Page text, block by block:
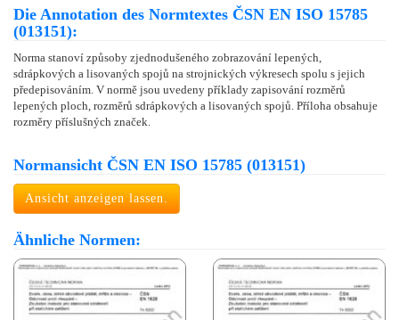
Die Annotation des Normtextes ČSN EN ISO 15785
(013151):
Norma stanoví způsoby zjednodušeného zobrazování lepených,
sdrápkových a lisovaných spojů na strojnických výkresech spolu s jejich
předepisováním. V normě jsou uvedeny příklady zapisování rozměrů
lepených ploch, rozměrů sdrápkových a lisovaných spojů. Příloha obsahuje
rozměry příslušných značek.
Normansicht ČSN EN ISO 15785 (013151)
Ansicht anzeigen lassen.
Ähnliche Normen: